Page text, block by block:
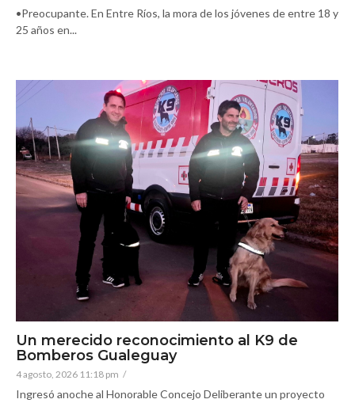
•Preocupante. En Entre Ríos, la mora de los jóvenes de entre 18 y
25 años en...
Un merecido reconocimiento al K9 de
Bomberos Gualeguay
4 agosto, 2026 11:18 pm /
Ingresó anoche al Honorable Concejo Deliberante un proyecto